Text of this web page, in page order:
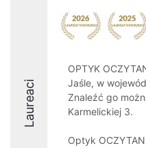
Laureaci
OPTYK
Jaśle, w
Znaleźć go
Karmelickiej 3.
Optyk